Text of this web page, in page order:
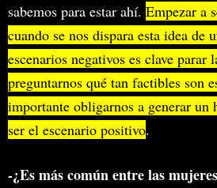
sabemos para estar ahí. Empezar a
cuando se nos dispara esta idea de
escenarios negativos es clave parar
preguntarnos qué tan factibles son
importante obligarnos a generar un
ser el escenario positivo.
-¿Es más común entre las